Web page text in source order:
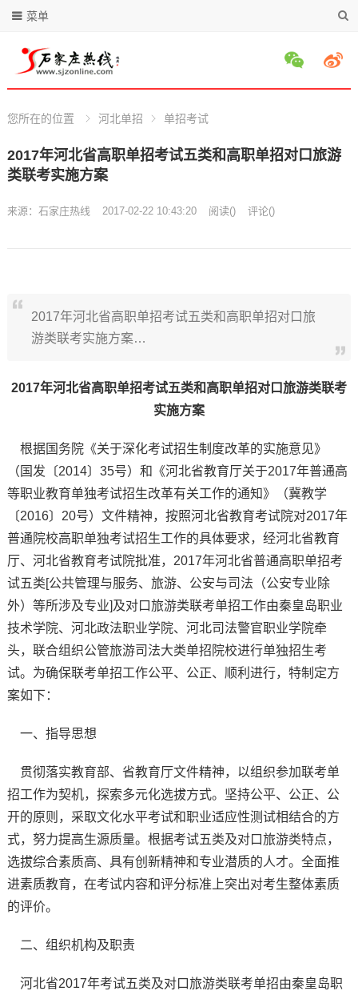
菜单
您所在的位置 河北单招 单招考试
2017年河北省高职单招考试五类和高职单招对口旅游
类联考实施方案
来源： 石家庄热线 2017-02-22 10:43:20 阅读() 评论()
2017年河北省高职单招考试五类和高职单招对口旅
游类联考实施方案…
2017年河北省高职单招考试五类和高职单招对口旅游类联考
实施方案
根据国务院《关于深化考试招生制度改革的实施意见》
（国发〔2014〕35号）和《河北省教育厅关于2017年普通高
等职业教育单独考试招生改革有关工作的通知》（冀教学
〔2016〕20号）文件精神，按照河北省教育考试院对2017年
普通院校高职单独考试招生工作的具体要求，经河北省教育
厅、河北省教育考试院批准，2017年河北省普通高职单招考
试五类[公共管理与服务、旅游、公安与司法（公安专业除
外）等所涉及专业]及对口旅游类联考单招工作由秦皇岛职业
技术学院、河北政法职业学院、河北司法警官职业学院牵
头，联合组织公管旅游司法大类单招院校进行单独招生考
试。为确保联考单招工作公平、公正、顺利进行，特制定方
案如下：
一、指导思想
贯彻落实教育部、省教育厅文件精神，以组织参加联考单
招工作为契机，探索多元化选拔方式。坚持公平、公正、公
开的原则，采取文化水平考试和职业适应性测试相结合的方
式，努力提高生源质量。根据考试五类及对口旅游类特点，
选拔综合素质高、具有创新精神和专业潜质的人才。全面推
进素质教育，在考试内容和评分标准上突出对考生整体素质
的评价。
二、组织机构及职责
河北省2017年考试五类及对口旅游类联考单招由秦皇岛职